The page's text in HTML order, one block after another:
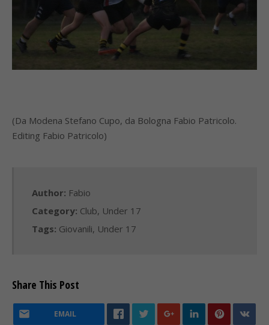
(Da Modena Stefano Cupo, da Bologna Fabio Patricolo.
Editing Fabio Patricolo)
Author: Fabio
Category: Club, Under 17
Tags: Giovanili, Under 17
Share This Post
EMAIL